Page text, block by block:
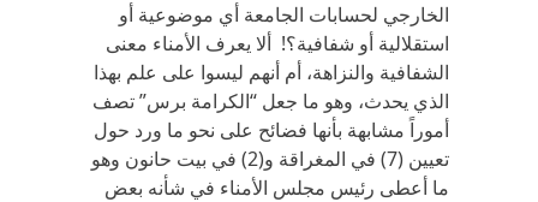
الخارجي لحسابات الجامعة أي موضوعية أو
استقلالية أو شفافية؟! ألا يعرف الأمناء معنى
الشفافية والنزاهة، أم أنهم ليسوا على علم بهذا
الذي يحدث، وهو ما جعل “الكرامة برس” تصف
أموراً مشابهة بأنها فضائح على نحو ما ورد حول
تعيين (7) في المغراقة و(2) في بيت حانون وهو
ما أعطى رئيس مجلس الأمناء في شأنه بعض